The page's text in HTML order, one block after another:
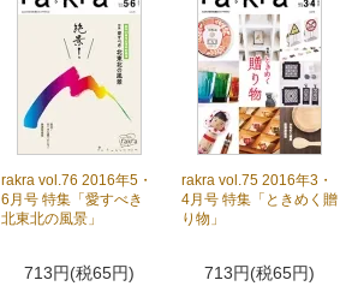
rakra vol.76 2016年5・
6月号 特集「愛すべき
北東北の風景」
713円(税65円)
rakra vol.75 2016年3・
4月号 特集「ときめく贈
り物」
713円(税65円)